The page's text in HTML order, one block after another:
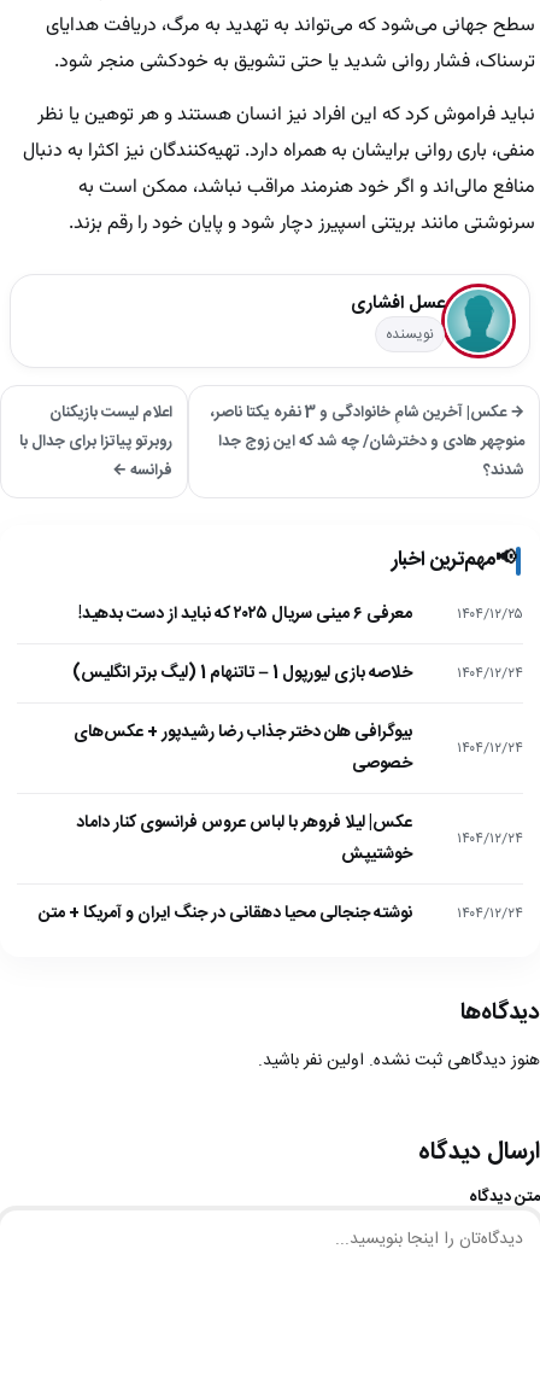
سطح جهانی می‌شود که می‌تواند به تهدید به مرگ، دریافت هدایای
ترسناک، فشار روانی شدید یا حتی تشویق به خودکشی منجر شود.
نباید فراموش کرد که این افراد نیز انسان هستند و هر توهین یا نظر
منفی، باری روانی برایشان به همراه دارد. تهیه‌کنندگان نیز اکثرا به دنبال
منافع مالی‌اند و اگر خود هنرمند مراقب نباشد، ممکن است به
سرنوشتی مانند بریتنی اسپیرز دچار شود و پایان خود را رقم بزند.
عسل افشاری
نویسنده
→ عکس| آخرین شامِ خانوادگی و 3 نفره یکتا ناصر،
منوچهر هادی و دخترشان/ چه شد که این زوج جدا
شدند؟
اعلام لیست بازیکنان
روبرتو پیاتزا برای جدال با
فرانسه ←
📢مهم‌ترین اخبار
۱۴۰۴/۱۲/۲۵ معرفی ۶ مینی سریال ۲۰۲۵ که نباید از دست بدهید!
۱۴۰۴/۱۲/۲۴ خلاصه بازی لیورپول 1 – تاتنهام 1 (لیگ برتر انگلیس)
۱۴۰۴/۱۲/۲۴
بیوگرافی هلن دختر جذاب رضا رشیدپور + عکس‌های
خصوصی
۱۴۰۴/۱۲/۲۴
عکس| لیلا فروهر با لباس عروس فرانسوی کنار داماد
خوشتیپش
۱۴۰۴/۱۲/۲۴ نوشته جنجالی محیا دهقانی در جنگ ایران و آمریکا + متن
دیدگاه‌ها
هنوز دیدگاهی ثبت نشده. اولین نفر باشید.
ارسال دیدگاه
متن دیدگاه